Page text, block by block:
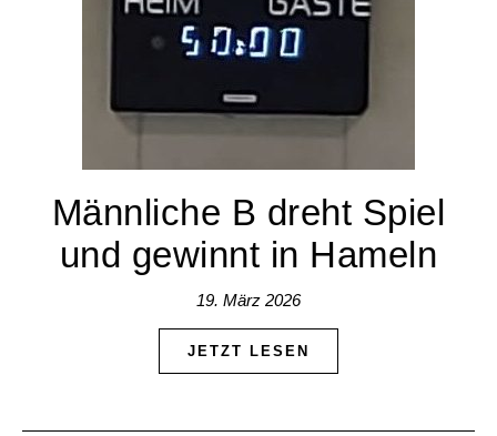
Männliche B dreht Spiel
und gewinnt in Hameln
19. März 2026
JETZT LESEN